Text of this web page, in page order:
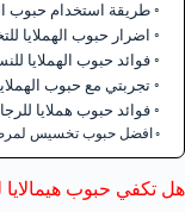
طريقة استخدام حبوب
اضرار حبوب الهملايا
فوائد حبوب الهملايا
تجربتي مع حبوب
فوائد حبوب هملايا
افضل حبوب تخسيس
هل تكفي حبوب